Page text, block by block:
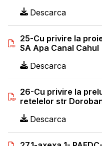
Descarca
25-Cu privire la
SA Apa Canal Cahul
Descarca
26-Cu privire la
retelelor str
Descarca